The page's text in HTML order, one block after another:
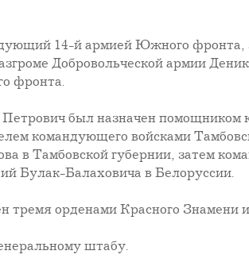
14-й армией Южного фронта,
Добровольческой армии
фронта.
Петрович был назначен
командующего войсками
в Тамбовской губернии, затем
Булак-Балаховича в Белоруссии.
тремя орденами Красного
штабу.